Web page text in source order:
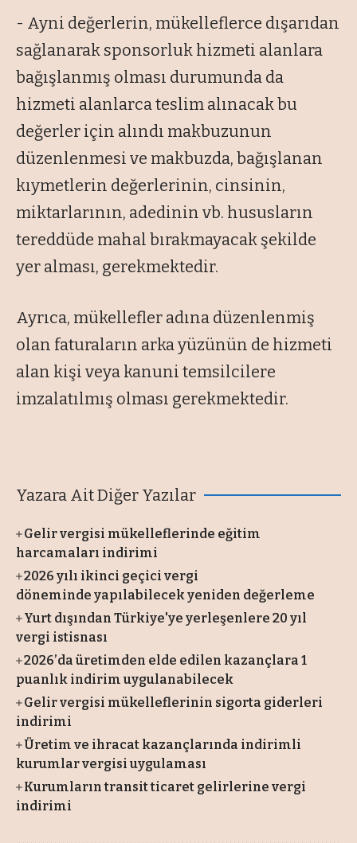
- Ayni değerlerin, mükelleflerce dışarıdan
sağlanarak sponsorluk hizmeti alanlara
bağışlanmış olması durumunda da
hizmeti alanlarca teslim alınacak bu
değerler için alındı makbuzunun
düzenlenmesi ve makbuzda, bağışlanan
kıymetlerin değerlerinin, cinsinin,
miktarlarının, adedinin vb. hususların
tereddüde mahal bırakmayacak şekilde
yer alması, gerekmektedir.
Ayrıca, mükellefler adına düzenlenmiş
olan faturaların arka yüzünün de hizmeti
alan kişi veya kanuni temsilcilere
imzalatılmış olması gerekmektedir.
Yazara Ait Diğer Yazılar
Gelir vergisi mükelleflerinde eğitim
harcamaları indirimi
2026 yılı ikinci geçici vergi
döneminde yapılabilecek yeniden değerleme
Yurt dışından Türkiye'ye yerleşenlere 20 yıl
vergi istisnası
2026’da üretimden elde edilen kazançlara 1
puanlık indirim uygulanabilecek
Gelir vergisi mükelleflerinin sigorta giderleri
indirimi
Üretim ve ihracat kazançlarında indirimli
kurumlar vergisi uygulaması
Kurumların transit ticaret gelirlerine vergi
indirimi